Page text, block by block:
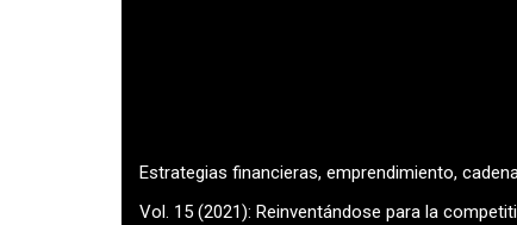
Estrategias financieras, emprendimiento,
Vol. 15 (2021): Reinventándose para la